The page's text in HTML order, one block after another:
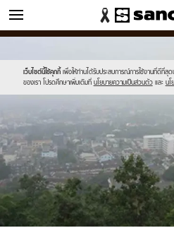
ข่าว
เว็บไซต์นี้ใช้คุกกี้ เพื่อให้ท่านได้รับประสบการณ์การใช้งานที่ดีที่สุด
ของเรา โปรดศึกษาเพิ่มเติมที่ นโยบายความเป็นส่วนตัว และ นโ
new-
sanook.png
02.jpg